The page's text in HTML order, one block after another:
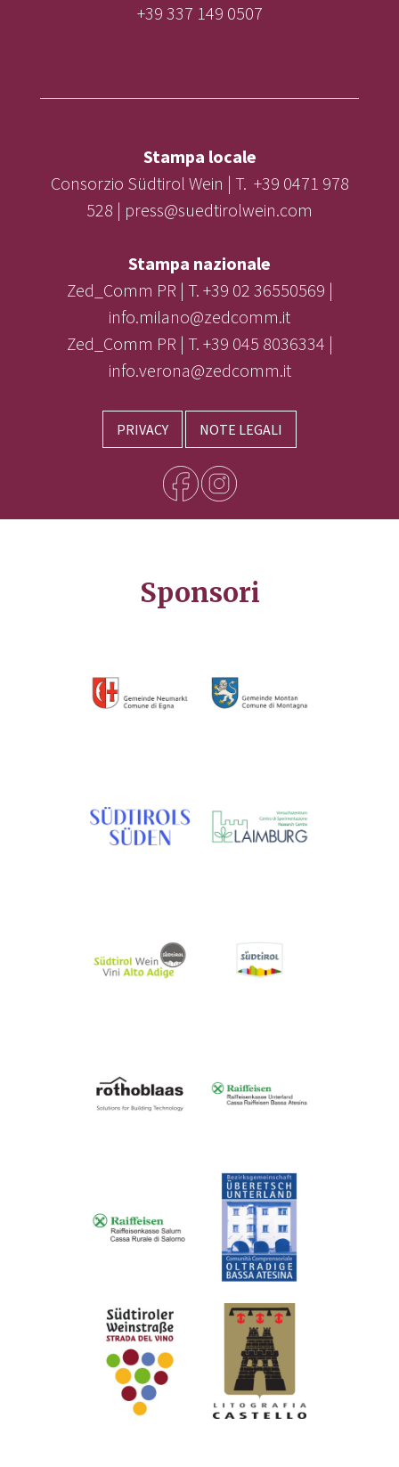
+39 337 149 0507
Stampa locale
Consorzio Südtirol Wein | T. +39 0471 978
528 | press@suedtirolwein.com
Stampa nazionale
Zed_Comm PR | T. +39 02 36550569 |
info.milano@zedcomm.it
Zed_Comm PR | T. +39 045 8036334 |
info.verona@zedcomm.it
PRIVACY NOTE LEGALI
Sponsori